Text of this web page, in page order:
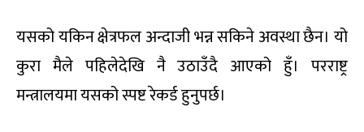
यसको यकिन क्षेत्रफल अन्दाजी भन्न सकिने अवस्था छैन। यो
कुरा मैले पहिलेदेखि नै उठाउँदै आएको हुँ। परराष्ट्र
मन्त्रालयमा यसको स्पष्ट रेकर्ड हुनुपर्छ।